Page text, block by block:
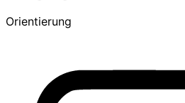
Orientierung